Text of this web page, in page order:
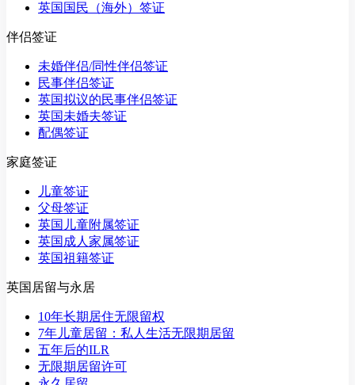
英国国民（海外）签证
伴侣签证
未婚伴侣/同性伴侣签证
民事伴侣签证
英国拟议的民事伴侣签证
英国未婚夫签证
配偶签证
家庭签证
儿童签证
父母签证
英国儿童附属签证
英国成人家属签证
英国祖籍签证
英国居留与永居
10年长期居住无限留权
7年儿童居留：私人生活无限期居留
五年后的ILR
无限期居留许可